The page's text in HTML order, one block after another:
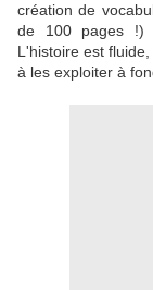
création de
de 100 pages !)
L'histoire est
à les exploiter à